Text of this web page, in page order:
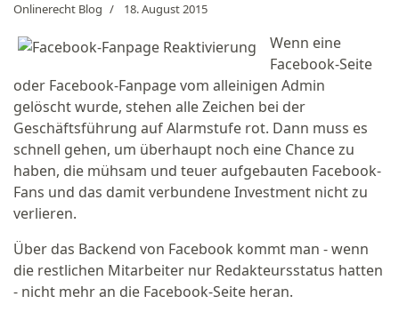
Onlinerecht Blog 18. August 2015
Wenn eine
Facebook-Seite
oder Facebook-Fanpage vom alleinigen Admin
gelöscht wurde, stehen alle Zeichen bei der
Geschäftsführung auf Alarmstufe rot. Dann muss es
schnell gehen, um überhaupt noch eine Chance zu
haben, die mühsam und teuer aufgebauten Facebook-
Fans und das damit verbundene Investment nicht zu
verlieren.
Über das Backend von Facebook kommt man - wenn
die restlichen Mitarbeiter nur Redakteursstatus hatten
- nicht mehr an die Facebook-Seite heran.